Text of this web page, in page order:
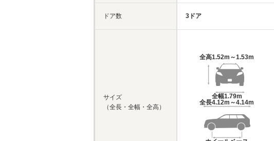
ドア数
サイズ
（全長・全幅・全高）
3ドア
全高1.52m～1.53m
全幅1.79m
全長4.12m～4.14m